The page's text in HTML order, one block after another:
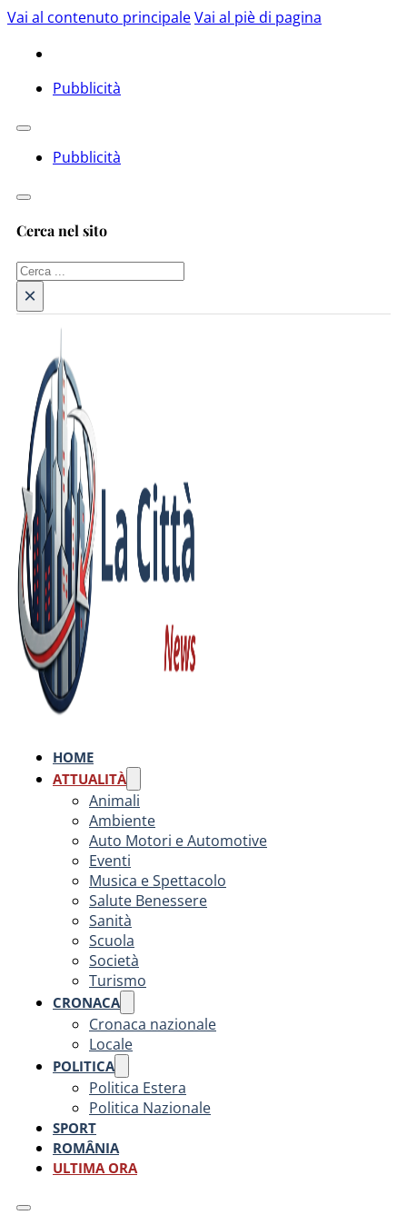
Vai al contenuto principaleVai al piè di pagina
Pubblicità
Pubblicità
Cerca nel sito
Cerca
×
HOME
ATTUALITÀ
Animali
Ambiente
Auto Motori e Automotive
Eventi
Musica e Spettacolo
Salute Benessere
Sanità
Scuola
Società
Turismo
CRONACA
Cronaca nazionale
Locale
POLITICA
Politica Estera
Politica Nazionale
SPORT
ROMÂNIA
ULTIMA ORA